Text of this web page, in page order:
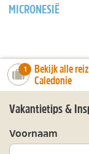
MICRONESIË
number_of_trips:
1
Bekijk alle
Caledonie
Vakantietips &
Voornaam